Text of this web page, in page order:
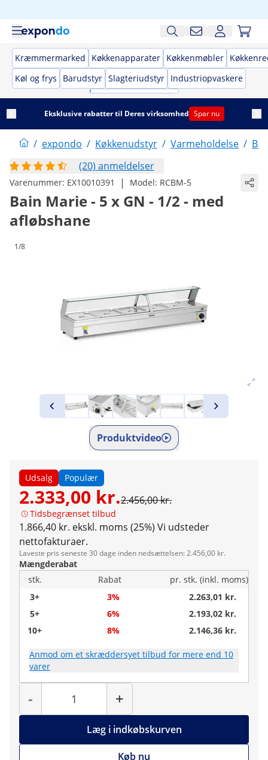
Kræmmermarked Køkkenapparater Køkkenmøbler
Køl og frys
Barudstyr Slagteriudstyr Industriopvaskere
Eksklusive rabatter til Deres virksomhed Spar nu
/ expondo / Køkkenudstyr / Varmeholdelse /
(20) anmeldelser
Varenummer: EX10010391 | Model: RCBM-5
Bain Marie - 5 x GN - 1/2 - med
afløbshane
1/8
Produktvideo
Udsalg Populær
2.333,00 kr.2.456,00 kr.
Tidsbegrænset tilbud
1.866,40 kr. ekskl. moms (25%) Vi udsteder
nettofakturaer.
Laveste pris seneste 30 dage inden nedsættelsen: 2.456,00 kr.
Mængderabat
stk.
Rabat
pr. stk. (inkl. moms)
3+
3%
2.263,01 kr.
5+
6%
2.193,02 kr.
10+
8% 2.146,36 kr.
Anmod om et skræddersyet tilbud for mere end 10
varer
-
Antal
+
Læg i indkøbskurven
Køb nu